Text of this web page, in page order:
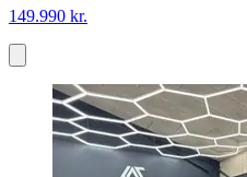
149.990 kr.